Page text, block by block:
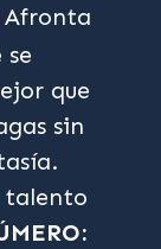
Afronta
que
sin
talento